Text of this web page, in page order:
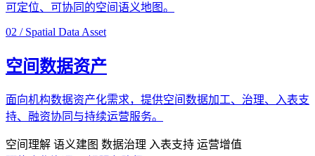
可定位、可协同的空间语义地图。
02 / Spatial Data Asset
空间数据资产
面向机构数据资产化需求，提供空间数据加工、治理、入表支
持、融资协同与持续运营服务。
空间理解 语义建图 数据治理 入表支持 运营增值